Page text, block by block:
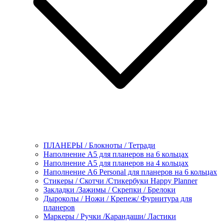
ПЛАНЕРЫ / Блокноты / Тетради
Наполнение А5 для планеров на 6 кольцах
Наполнение А5 для планеров на 4 кольцах
Наполнение А6 Personal для планеров на 6 кольцах
Стикеры / Скотчи /Стикербуки Happy Planner
Закладки /Зажимы / Скрепки / Брелоки
Дыроколы / Ножи / Крепеж/ Фурнитура для
планеров
Маркеры / Ручки /Карандаши/ Ластики